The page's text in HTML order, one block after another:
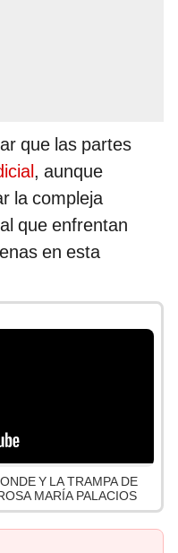
que las partes
, aunque
la compleja
que enfrentan
en esta
Y LA TRAMPA DE
MARÍA PALACIOS